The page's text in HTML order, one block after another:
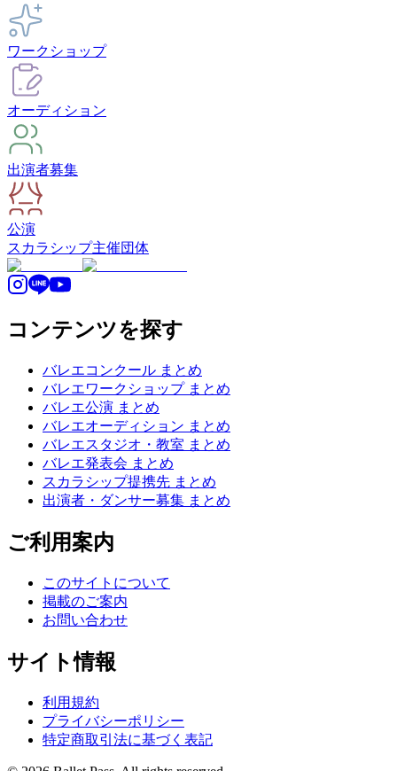
ワークショップ
オーディション
出演者募集
公演
スカラシップ主催団体
コンテンツを探す
バレエコンクール まとめ
バレエワークショップ まとめ
バレエ公演 まとめ
バレエオーディション まとめ
バレエスタジオ・教室 まとめ
バレエ発表会 まとめ
スカラシップ提携先 まとめ
出演者・ダンサー募集 まとめ
ご利用案内
このサイトについて
掲載のご案内
お問い合わせ
サイト情報
利用規約
プライバシーポリシー
特定商取引法に基づく表記